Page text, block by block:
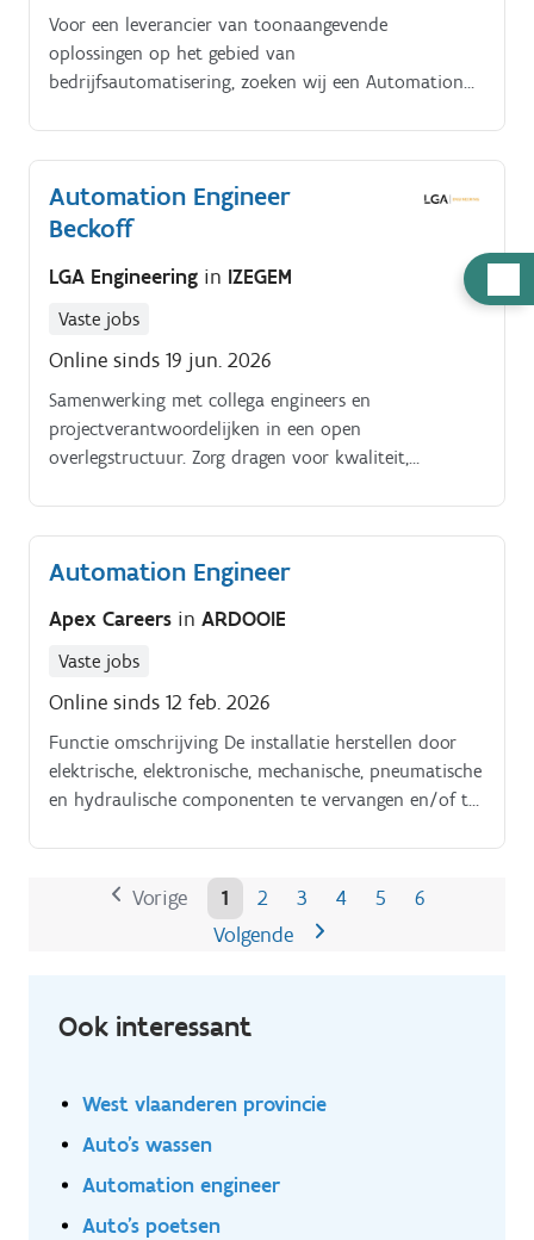
Voor een leverancier van toonaangevende
oplossingen op het gebied van
bedrijfsautomatisering, zoeken wij een Automation
bedrijfswagen en mogelijkheden tot thuiswerk in het
pakket.
Automation Engineer
Beckoff
LGA Engineering in IZEGEM
Vaste jobs
Online sinds 19 jun. 2026
Samenwerking met collega engineers en
projectverantwoordelijken in een open
overlegstructuur. Zorg dragen voor kwaliteit,
projecten
Automation Engineer
Apex Careers in ARDOOIE
Vaste jobs
Online sinds 12 feb. 2026
Functie omschrijving De installatie herstellen door
elektrische, elektronische, mechanische, pneumatische
en hydraulische componenten te vervangen en/of te
installatie aan klanten en gebruikers voorstellen Het
automatiseringsprogramma invoeren, resetten of
wijzigen, het downloaden op een programmeerbare
aanpassen PLC, HMI & SCADA programmering
Vorige 1 2 3 4 5
6
Volgende
Ook interessant
West vlaanderen provincie
Auto's wassen
Automation engineer
Auto's poetsen